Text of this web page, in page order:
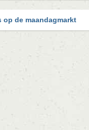
op de maandagmarkt